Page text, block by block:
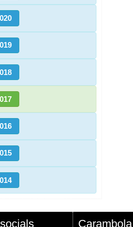
Carambola